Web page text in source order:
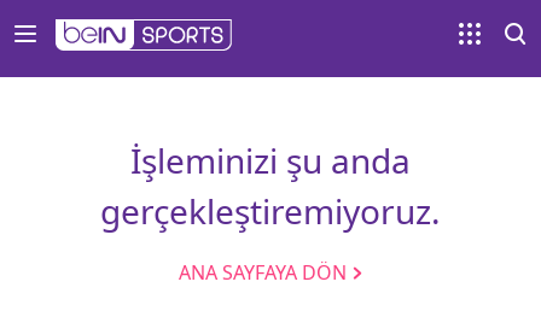
İşleminizi şu anda
gerçekleştiremiyoruz.
ANA SAYFAYA DÖN